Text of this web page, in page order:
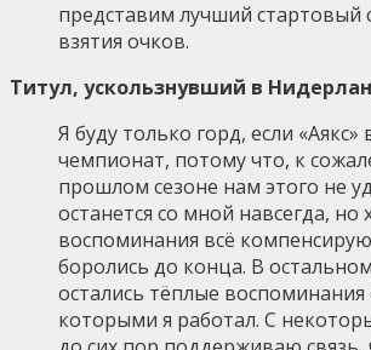
представим лучший стартовый
взятия очков.
Титул, ускользнувший в
Я буду только горд, если «Аякс»
чемпионат, потому что, к
прошлом сезоне нам этого не
останется со мной навсегда,
воспоминания всё
боролись до конца. В
остались тёплые воспоминания
которыми я работал. С